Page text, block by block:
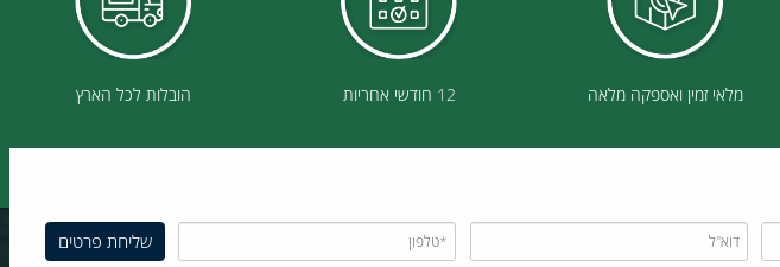
מלאי זמין ואספקה מלאה 12 חודשי אחריות הובלות לכל הארץ